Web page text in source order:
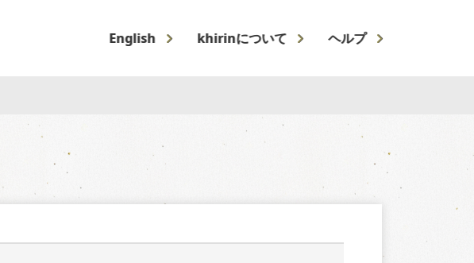
English khirinについて ヘルプ